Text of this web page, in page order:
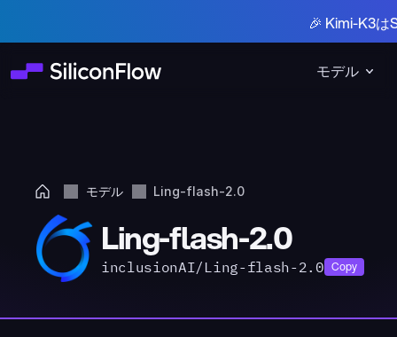
モデル
🎉 Kimi-K3
モデル Ling-flash-2.0
Ling-flash-2.0
inclusionAI/Ling-flash-2.0 Copy